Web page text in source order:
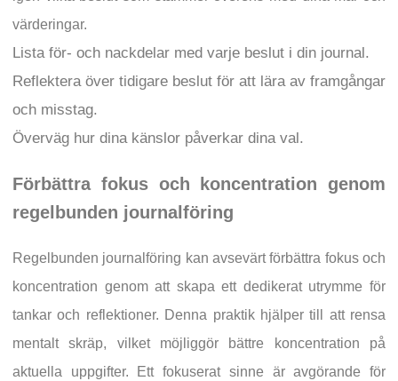
värderingar.
Lista för- och nackdelar med varje beslut i din journal.
Reflektera över tidigare beslut för att lära av framgångar
och misstag.
Överväg hur dina känslor påverkar dina val.
Förbättra fokus och koncentration genom
regelbunden journalföring
Regelbunden journalföring kan avsevärt förbättra fokus och
koncentration genom att skapa ett dedikerat utrymme för
tankar och reflektioner. Denna praktik hjälper till att rensa
mentalt skräp, vilket möjliggör bättre koncentration på
aktuella uppgifter. Ett fokuserat sinne är avgörande för